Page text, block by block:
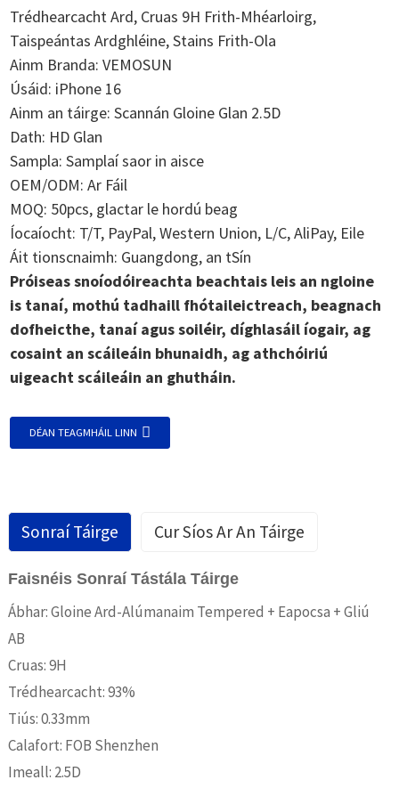
Trédhearcacht Ard, Cruas 9H Frith-Mhéarloirg,
Taispeántas Ardghléine, Stains Frith-Ola
Ainm Branda: VEMOSUN
Úsáid: iPhone 16
Ainm an táirge: Scannán Gloine Glan 2.5D
Dath: HD Glan
Sampla: Samplaí saor in aisce
OEM/ODM: Ar Fáil
MOQ: 50pcs, glactar le hordú beag
Íocaíocht: T/T, PayPal, Western Union, L/C, AliPay, Eile
Áit tionscnaimh: Guangdong, an tSín
Próiseas snoíodóireachta beachtais leis an ngloine
is tanaí, mothú tadhaill fhótaileictreach, beagnach
dofheicthe, tanaí agus soiléir, díghlasáil íogair, ag
cosaint an scáileáin bhunaidh, ag athchóiriú
uigeacht scáileáin an ghutháin.
DÉAN TEAGMHÁIL LINN
Sonraí Táirge Cur Síos Ar An Táirge
Faisnéis Sonraí Tástála Táirge
Ábhar: Gloine Ard-Alúmanaim Tempered + Eapocsa + Gliú
AB
Cruas: 9H
Trédhearcacht: 93%
Tiús: 0.33mm
Calafort: FOB Shenzhen
Imeall: 2.5D